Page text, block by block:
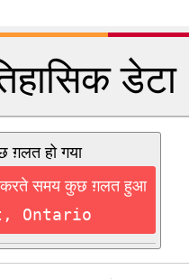
डेटा
ग़लत हो गया
करते समय कुछ ग़लत हुआ
Ontario